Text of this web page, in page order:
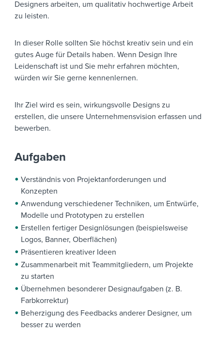
Designers arbeiten, um qualitativ hochwertige Arbeit
zu leisten.
In dieser Rolle sollten Sie höchst kreativ sein und ein
gutes Auge für Details haben. Wenn Design Ihre
Leidenschaft ist und Sie mehr erfahren möchten,
würden wir Sie gerne kennenlernen.
Ihr Ziel wird es sein, wirkungsvolle Designs zu
erstellen, die unsere Unternehmensvision erfassen und
bewerben.
Aufgaben
Verständnis von Projektanforderungen und
Konzepten
Anwendung verschiedener Techniken, um Entwürfe,
Modelle und Prototypen zu erstellen
Erstellen fertiger Designlösungen (beispielsweise
Logos, Banner, Oberflächen)
Präsentieren kreativer Ideen
Zusammenarbeit mit Teammitgliedern, um Projekte
zu starten
Übernehmen besonderer Designaufgaben (z. B.
Farbkorrektur)
Beherzigung des Feedbacks anderer Designer, um
besser zu werden